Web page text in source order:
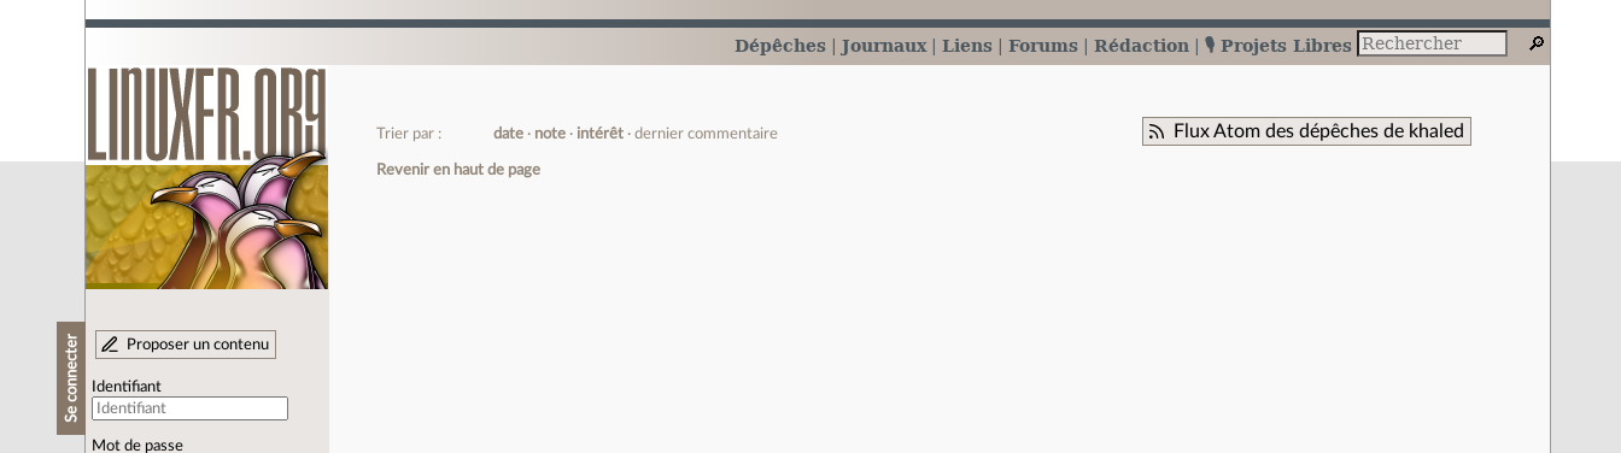
Dépêches Journaux Liens Forums Rédaction 🎙️ Projets Libres
Se connecter Proposer un contenu
Identifiant
Mot de passe
Flux Atom des dépêches de khaled
Trier par : date note intérêt dernier commentaire
Revenir en haut de page